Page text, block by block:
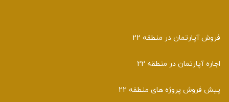
فروش آپارتمان در منطقه 22
اجاره آپارتمان در منطقه 22
پیش فروش پروژه های منطقه 22